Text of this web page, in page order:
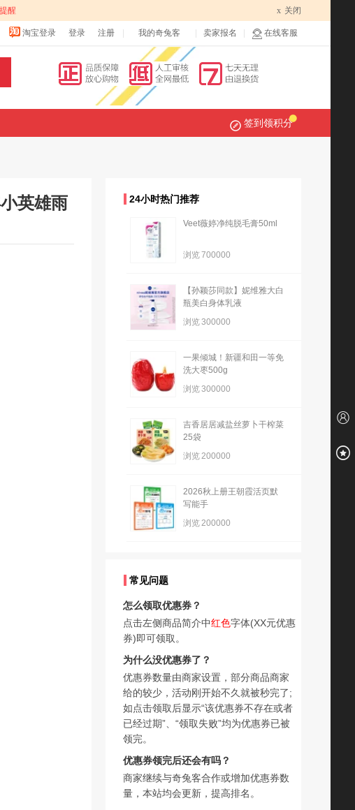
醒 x 关闭
淘宝登录 登录 注册 我的奇兔客 卖家报名 在线客服
签到领积分
英雄雨
24小时热门推荐
Veet薇婷净纯脱毛膏50ml
浏览700000
【孙颖莎同款】妮维雅大白
瓶美白身体乳液
浏览300000
一果倾城！新疆和田一等免
洗大枣500g
浏览300000
吉香居居减盐丝萝卜干榨菜
25袋
浏览200000
2026秋上册王朝霞活页默
写能手
浏览200000
常见问题
怎么领取优惠券？
点击左侧商品简介中红色字体(XX元优惠
券)即可领取。
为什么没优惠券了？
优惠券数量由商家设置，部分商品商家
给的较少，活动刚开始不久就被秒完了;
如点击领取后显示“该优惠券不存在或者
已经过期”、“领取失败”均为优惠券已被
领完。
优惠券领完后还会有吗？
商家继续与奇兔客合作或增加优惠券数
量，本站均会更新，提高排名。